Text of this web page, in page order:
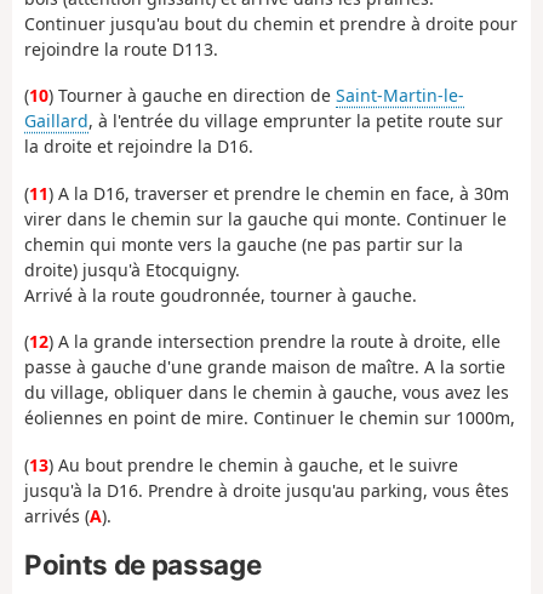
Continuer jusqu'au bout du chemin et prendre à droite pour
rejoindre la route D113.
(10) Tourner à gauche en direction de Saint-Martin-le-
Gaillard, à l'entrée du village emprunter la petite route sur
la droite et rejoindre la D16.
(11) A la D16, traverser et prendre le chemin en face, à 30m
virer dans le chemin sur la gauche qui monte. Continuer le
chemin qui monte vers la gauche (ne pas partir sur la
droite) jusqu'à Etocquigny.
Arrivé à la route goudronnée, tourner à gauche.
(12) A la grande intersection prendre la route à droite, elle
passe à gauche d'une grande maison de maître. A la sortie
du village, obliquer dans le chemin à gauche, vous avez les
éoliennes en point de mire. Continuer le chemin sur 1000m,
(13) Au bout prendre le chemin à gauche, et le suivre
jusqu'à la D16. Prendre à droite jusqu'au parking, vous êtes
arrivés (A).
Points de passage